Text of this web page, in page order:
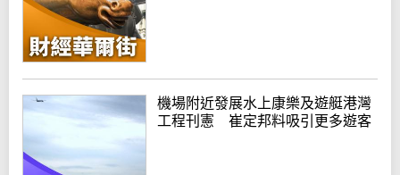
機場附近發展水上康樂及遊艇港灣
工程刊憲 崔定邦料吸引更多遊客